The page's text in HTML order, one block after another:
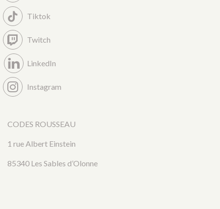
Tiktok
Twitch
LinkedIn
Instagram
CODES ROUSSEAU
1 rue Albert Einstein
85340 Les Sables d’Olonne